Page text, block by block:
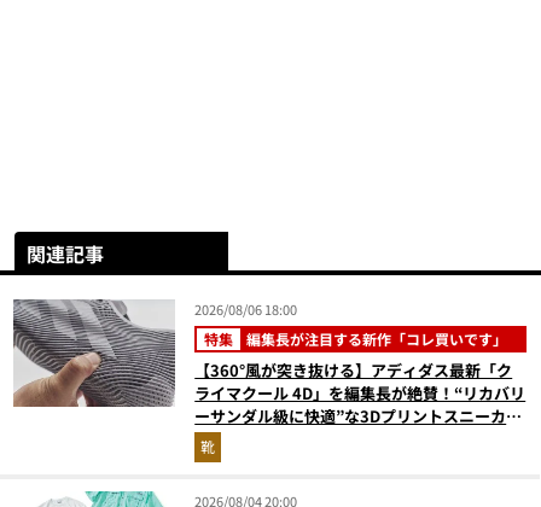
関連記事
2026/08/06 18:00
特集 編集長が注目する新作「コレ買いです」
【360°風が突き抜ける】アディダス最新「ク
ライマクール 4D」を編集長が絶賛！“リカバリ
ーサンダル級に快適”な3Dプリントスニーカー
『コレ買いです』Vol.173
靴
2026/08/04 20:00